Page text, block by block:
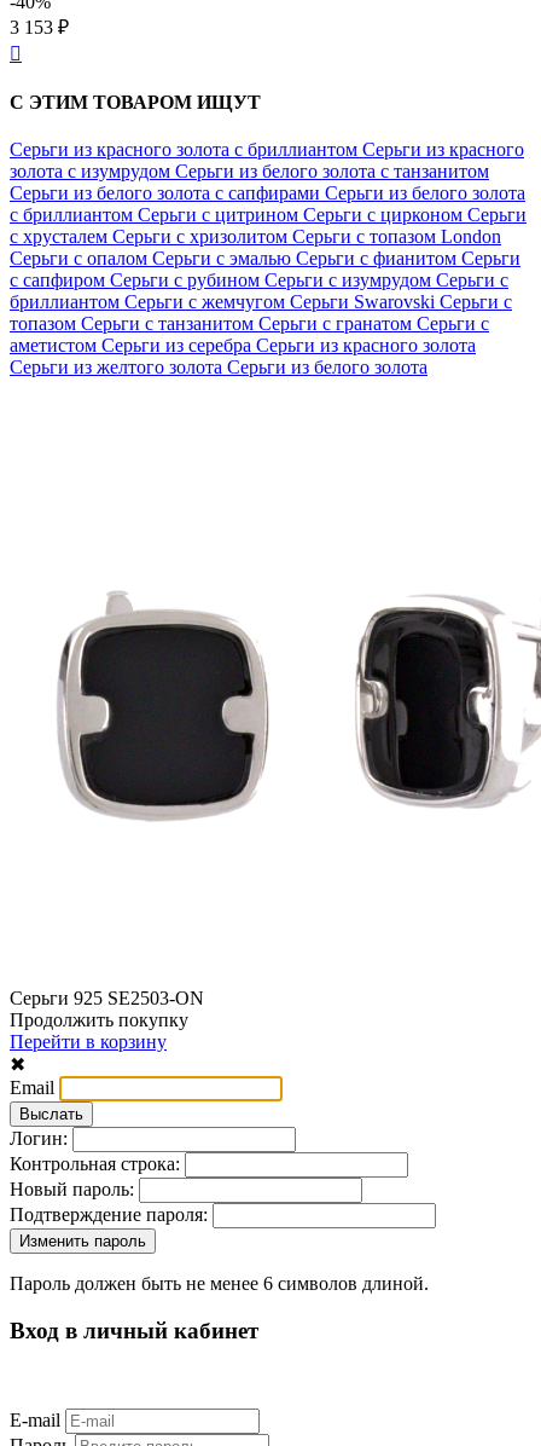
3 153 ₽

С ЭТИМ ТОВАРОМ ИЩУТ
Серьги из красного золота с бриллиантом Серьги из красного
золота с изумрудом Серьги из белого золота с танзанитом
Серьги из белого золота с сапфирами Серьги из белого золота
с бриллиантом Серьги с цитрином Серьги с цирконом Серьги
с хрусталем Серьги с хризолитом Серьги с топазом London
Серьги с опалом Серьги с эмалью Серьги с фианитом Серьги
с сапфиром Серьги с рубином Серьги с изумрудом Серьги с
бриллиантом Серьги с жемчугом Серьги Swarovski Серьги с
топазом Серьги с танзанитом Серьги с гранатом Серьги с
аметистом Серьги из серебра Серьги из красного золота
Серьги из желтого золота Серьги из белого золота
Серьги 925 SE2503-ON
Продолжить покупку
Перейти в корзину
✖
Email
Логин:
Контрольная строка:
Новый пароль:
Подтверждение пароля:
Пароль должен быть не менее 6 символов длиной.
Вход в личный кабинет
E-mail